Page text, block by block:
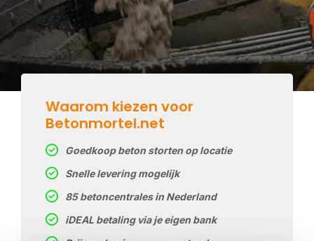
Waarom kiezen voor
Betonmortel.net
Goedkoop beton storten op locatie
Snelle levering mogelijk
85 betoncentrales in Nederland
iDEAL betaling via je eigen bank